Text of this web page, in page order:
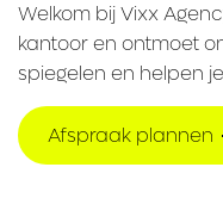
Welkom bij Vixx
kantoor en ontmoet
spiegelen en helpen
Afspraak plannen